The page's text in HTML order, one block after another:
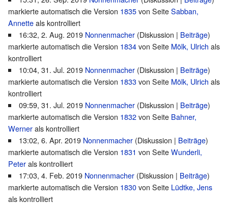
markierte automatisch die Version 1835von SeiteSabban,
Annetteals kontrolliert
16:32, 2. Aug. 2019 Nonnenmacher (Diskussion | Beiträge)
markierte automatisch die Version 1834von Seite Mölk, Ulrich als
kontrolliert
10:04, 31. Jul. 2019 Nonnenmacher (Diskussion | Beiträge)
markierte automatisch die Version 1833von Seite Mölk, Ulrich als
kontrolliert
09:59, 31. Jul. 2019 Nonnenmacher (Diskussion | Beiträge)
markierte automatisch die Version 1832von Seite Bahner,
Wernerals kontrolliert
13:02, 6. Apr. 2019 Nonnenmacher (Diskussion | Beiträge)
markierte automatisch die Version 1831 von SeiteWunderli,
Peterals kontrolliert
17:03, 4. Feb. 2019 Nonnenmacher (Diskussion | Beiträge)
markierte automatisch die Version 1830von Seite Lüdtke, Jens
als kontrolliert